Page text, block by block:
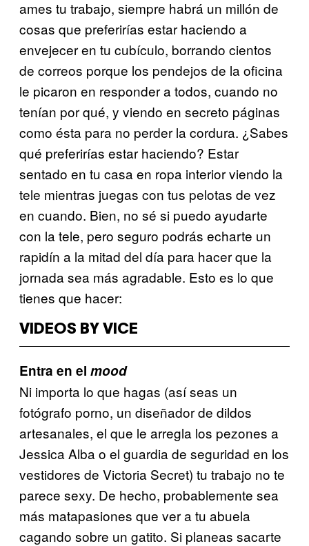
ames tu trabajo, siempre habrá un millón de
cosas que preferirías estar haciendo a
envejecer en tu cubículo, borrando cientos
de correos porque los pendejos de la oficina
le picaron en responder a todos, cuando no
tenían por qué, y viendo en secreto páginas
como ésta para no perder la cordura. ¿Sabes
qué preferirías estar haciendo? Estar
sentado en tu casa en ropa interior viendo la
tele mientras juegas con tus pelotas de vez
en cuando. Bien, no sé si puedo ayudarte
con la tele, pero seguro podrás echarte un
rapidín a la mitad del día para hacer que la
jornada sea más agradable. Esto es lo que
tienes que hacer:
VIDEOS BY VICE
Entra en el mood
Ni importa lo que hagas (así seas un
fotógrafo porno, un diseñador de dildos
artesanales, el que le arregla los pezones a
Jessica Alba o el guardia de seguridad en los
vestidores de Victoria Secret) tu trabajo no te
parece sexy. De hecho, probablemente sea
más matapasiones que ver a tu abuela
cagando sobre un gatito. Si planeas sacarte